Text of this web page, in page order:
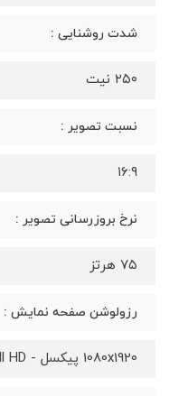
شدت روشنایی :
۲۵۰ نیت
نسبت تصویر :
۱۶:۹
نرخ بروزرسانی تصویر :
۷۵ هرتز
رزولوشن صفحه نمایش :
1080x1920 پیکسل - Full HD یا 1080p